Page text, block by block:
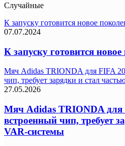
Случайные
К запуску готовится новое
07.07.2024
К запуску готовится
Мяч Adidas TRIONDA для FIFA
чип, требует зарядки и стал
27.05.2026
Мяч Adidas TRIONDA для
встроенный чип, требует
VAR-системы